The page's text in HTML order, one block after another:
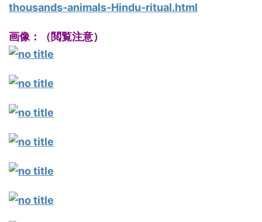
thousands-animals-Hindu-ritual.html
画像：（閲覧注意）